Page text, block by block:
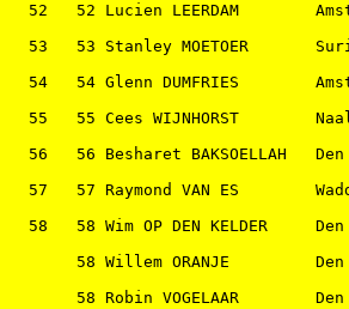
52   52 Lucien LEERDAM
53   53 Stanley MOETOER
54   54 Glenn DUMFRIES
55   55 Cees WIJNHORST
56   56 Besharet BAKSOELLAH
57   57 Raymond VAN ES
58   58 Wim OP DEN KELDER
58 Willem ORANJE
58 Robin VOGELAAR